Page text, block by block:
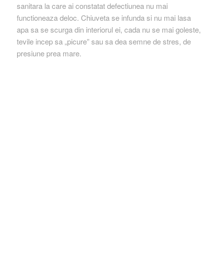
sanitara la care ai constatat defectiunea nu mai
functioneaza deloc. Chiuveta se infunda si nu mai lasa
apa sa se scurga din interiorul ei, cada nu se mai goleste,
tevile incep sa „picure” sau sa dea semne de stres, de
presiune prea mare.